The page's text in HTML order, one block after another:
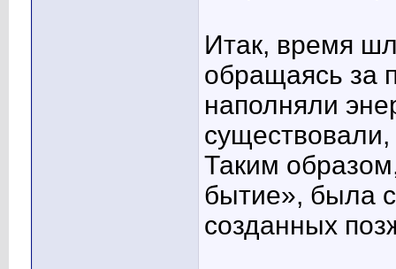
Итак, время
обращаясь за
наполняли
Таким
бытие», была
созданных